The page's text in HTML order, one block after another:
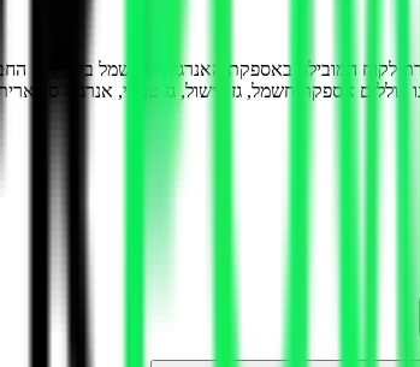
לקוח המובילה באספקת האנרגיה והחשמל בישראל.
אספקת חשמל, גז בישול, גז טבעי, אנרגיה